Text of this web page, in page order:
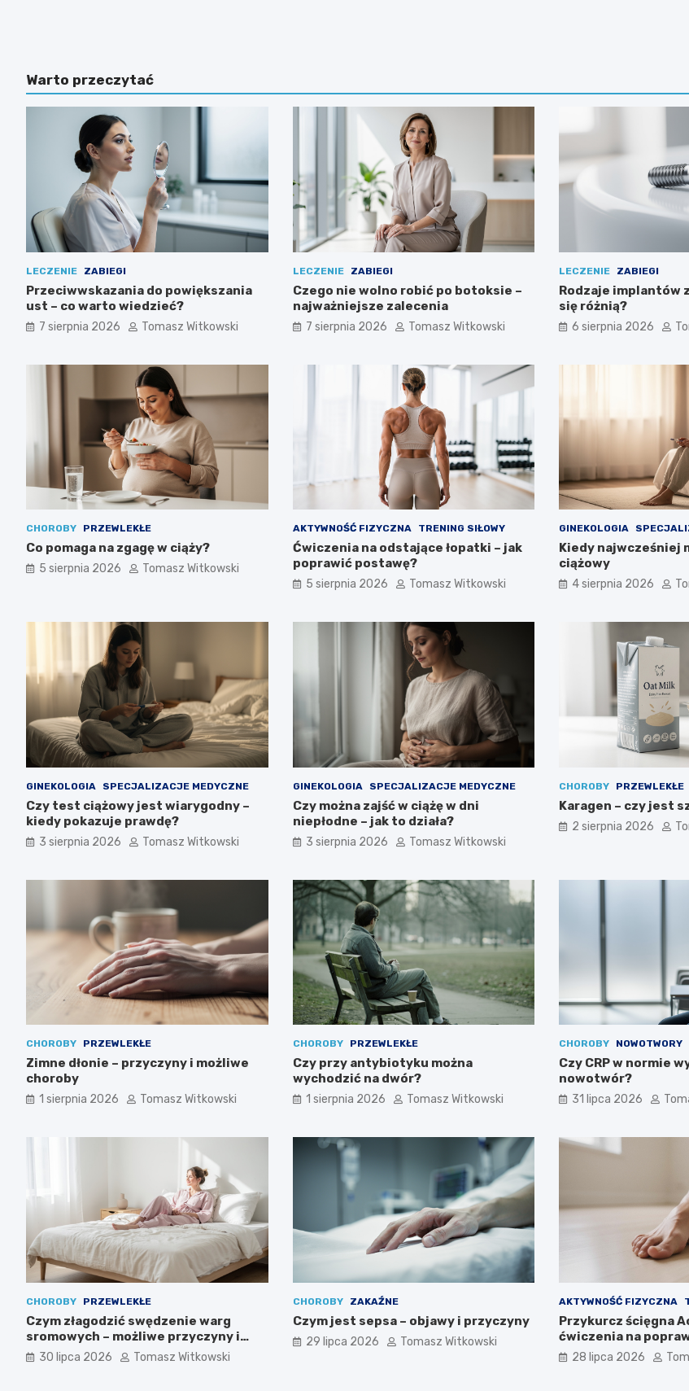
Warto przeczytać
LECZENIE ZABIEGI
Przeciwwskazania do powiększania
ust – co warto wiedzieć?
7 sierpnia 2026 Tomasz Witkowski
LECZENIE ZABIEGI
Czego nie wolno robić po botoksie –
najważniejsze zalecenia
7 sierpnia 2026 Tomasz Witkowski
LECZENIE ZABIEGI
Rodzaje implantów
się różnią?
6 sierpnia 2026
CHOROBY PRZEWLEKŁE
Co pomaga na zgagę w ciąży?
5 sierpnia 2026 Tomasz Witkowski
AKTYWNOŚĆ FIZYCZNA TRENING SIŁOWY
Ćwiczenia na odstające łopatki – jak
poprawić postawę?
5 sierpnia 2026 Tomasz Witkowski
GINEKOLOGIA
Kiedy najwcześniej
ciążowy
4 sierpnia 2026
GINEKOLOGIA SPECJALIZACJE MEDYCZNE
Czy test ciążowy jest wiarygodny –
kiedy pokazuje prawdę?
3 sierpnia 2026 Tomasz Witkowski
GINEKOLOGIA SPECJALIZACJE MEDYCZNE
Czy można zajść w ciążę w dni
niepłodne – jak to działa?
3 sierpnia 2026 Tomasz Witkowski
CHOROBY PRZEWLEKŁE
Karagen – czy jest
2 sierpnia 2026
CHOROBY PRZEWLEKŁE
Zimne dłonie – przyczyny i możliwe
choroby
1 sierpnia 2026 Tomasz Witkowski
CHOROBY PRZEWLEKŁE
Czy przy antybiotyku można
wychodzić na dwór?
1 sierpnia 2026 Tomasz Witkowski
CHOROBY NOWOTWORY
Czy CRP w normie
nowotwór?
31 lipca 2026
CHOROBY PRZEWLEKŁE
Czym złagodzić swędzenie warg
sromowych – możliwe przyczyny i
pomoc
30 lipca 2026 Tomasz Witkowski
CHOROBY ZAKAŹNE
Czym jest sepsa – objawy i przyczyny
29 lipca 2026 Tomasz Witkowski
AKTYWNOŚĆ FIZYCZNA
Przykurcz ścięgna
ćwiczenia na
28 lipca 2026